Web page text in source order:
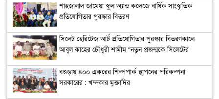
শাহজালাল জামেয়া স্কুল অ্যান্ড কলেজে বার্ষিক সাংস্কৃতিক
প্রতিযোগিতার পুরস্কার বিতরণ
সিলেট হেরিটেজ আর্ট প্রতিযোগিতার পুরস্কার বিতরণকালে
আবুল কাহের চৌধুরী শামীম “নতুন প্রজন্মকে সিলেটের
বগুড়ায় ৪০০ একরের শিল্পপার্ক স্থাপনের পরিকল্পনা
সরকারের : খন্দকার মুক্তাদির